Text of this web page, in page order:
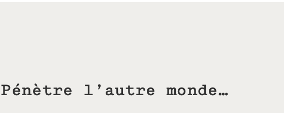
Pénètre l’autre monde…